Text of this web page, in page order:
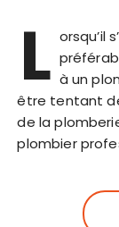
L orsqu’il
à un
être tentant
de la
plombier